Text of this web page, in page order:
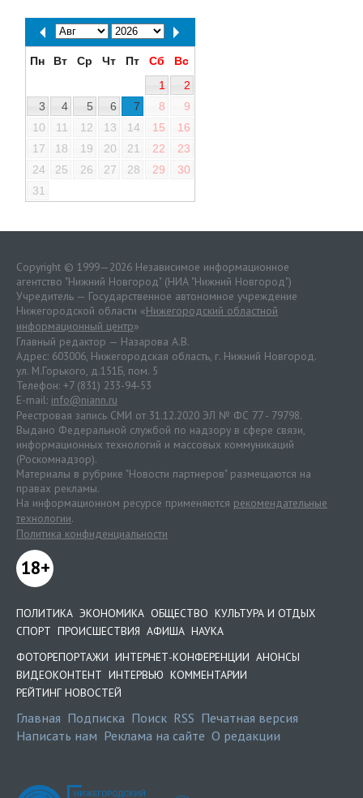
Пн Вт Ср Чт Пт Сб
Вс
1
2
3
4 5 6 7 8
9
10
11 12 13 14 15
16
17
18 19 20 21 22
23
24
25 26 27 28 29
30
31
Copyright © 1999—2026 Независимое информационное
агентство "Нижний Новгород" (НИА "Нижний Новгород")
Учредитель — Государственное автономное учреждение
Нижегородской области «Нижегородский областной
информационный центр»
Главный редактор — Назарова А.В.
Адрес: 603006, Нижегородская область, г. Нижний Новгород.
ул. М.Горького, д.151Б, пом. 5
Телефон: +7 (831) 233-94-53
E-mail: info@niann.ru
Реестровая запись СМИ от 31.12.2020 ЭЛ № ФС 77 - 79798.
Выдано Федеральной службой по надзору в сфере связи,
информационных технологий и массовых коммуникаций
(Роскомнадзор).
Материалы в рубрике "Новости партнеров" размещаются на
правах рекламы.
На информационном ресурсе применяются рекомендательные
технологии.
Политика конфиденциальности
18+
ПОЛИТИКА ЭКОНОМИКА ОБЩЕСТВО КУЛЬТУРА И ОТДЫХ
СПОРТ ПРОИСШЕСТВИЯ АФИША НАУКА
ФОТОРЕПОРТАЖИ ИНТЕРНЕТ-КОНФЕРЕНЦИИ АНОНСЫ
ВИДЕОКОНТЕНТ ИНТЕРВЬЮ КОММЕНТАРИИ
РЕЙТИНГ НОВОСТЕЙ
Главная Подписка Поиск RSS Печатная версия
Написать нам Реклама на сайте О редакции